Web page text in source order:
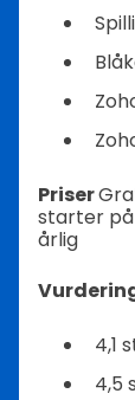
Priser
starter
årlig
4,1
4,5